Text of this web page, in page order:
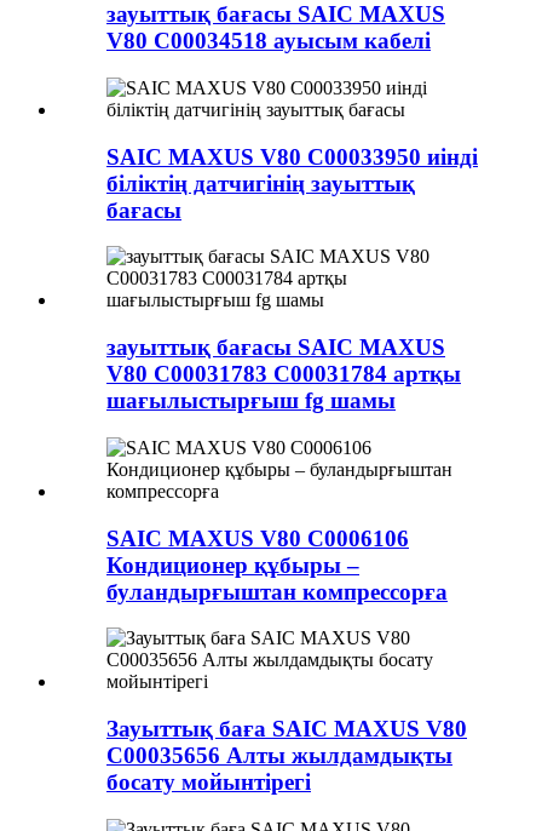
зауыттық бағасы SAIC MAXUS
V80 C00034518 ауысым кабелі
SAIC MAXUS V80 C00033950 иінді
біліктің датчигінің зауыттық
бағасы
зауыттық бағасы SAIC MAXUS
V80 C00031783 C00031784 артқы
шағылыстырғыш fg шамы
SAIC MAXUS V80 C0006106
Кондиционер құбыры –
буландырғыштан компрессорға
Зауыттық баға SAIC MAXUS V80
C00035656 Алты жылдамдықты
босату мойынтірегі